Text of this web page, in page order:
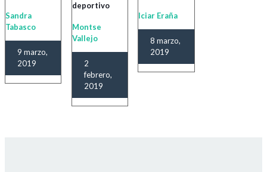
Sandra
Tabasco
9 marzo,
2019
deportivo
Montse
Vallejo
2
febrero,
2019
Iciar Eraña
8 marzo,
2019